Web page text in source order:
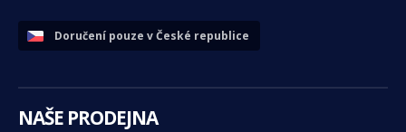
Doručení pouze v České republice
NAŠE PRODEJNA